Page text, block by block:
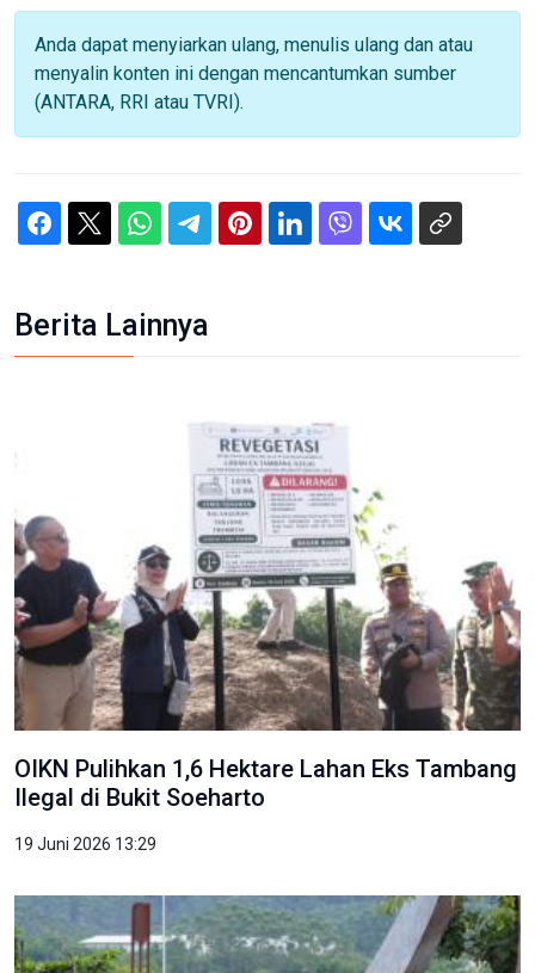
Anda dapat menyiarkan ulang, menulis ulang dan atau
menyalin konten ini dengan mencantumkan sumber
(ANTARA, RRI atau TVRI).
Berita Lainnya
OIKN Pulihkan 1,6 Hektare Lahan Eks Tambang
Ilegal di Bukit Soeharto
19 Juni 2026 13:29